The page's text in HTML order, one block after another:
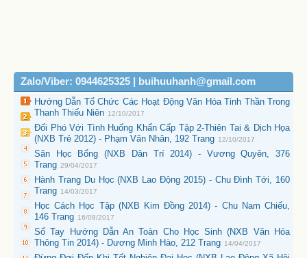
Zalo/Viber: 0944625325 | buihuuhanh@gmail.com
Hướng Dẫn Tổ Chức Các Hoạt Động Văn Hóa Tinh Thần Trong
Thanh Thiếu Niên 12/10/2017
Đối Phó Với Tình Huống Khẩn Cấp Tập 2-Thiên Tai & Dịch Họa
(NXB Trẻ 2012) - Phạm Văn Nhân, 192 Trang 12/10/2017
Săn Học Bổng (NXB Dân Trí 2014) - Vương Quyên, 376
Trang 29/04/2017
Hành Trang Du Học (NXB Lao Động 2015) - Chu Đình Tới, 160
Trang 14/03/2017
Học Cách Học Tập (NXB Kim Đồng 2014) - Chu Nam Chiếu,
146 Trang 16/08/2017
Sổ Tay Hướng Dẫn An Toàn Cho Học Sinh (NXB Văn Hóa
Thông Tin 2014) - Dương Minh Hào, 212 Trang 14/04/2017